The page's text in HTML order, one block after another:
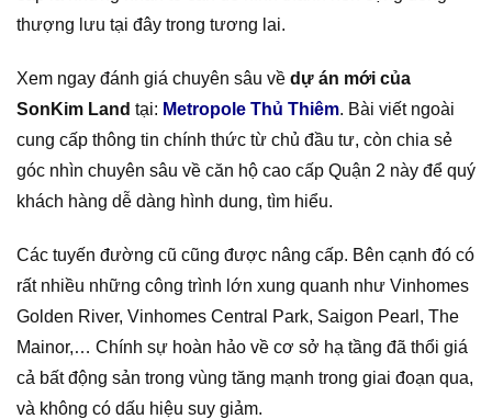
thượng lưu tại đây trong tương lai.
Xem ngay đánh giá chuyên sâu về dự án mới của
SonKim Land tại: Metropole Thủ Thiêm. Bài viết ngoài
cung cấp thông tin chính thức từ chủ đầu tư, còn chia sẻ
góc nhìn chuyên sâu về căn hộ cao cấp Quận 2 này để quý
khách hàng dễ dàng hình dung, tìm hiểu.
Các tuyến đường cũ cũng được nâng cấp. Bên cạnh đó có
rất nhiều những công trình lớn xung quanh như Vinhomes
Golden River, Vinhomes Central Park, Saigon Pearl, The
Mainor,… Chính sự hoàn hảo về cơ sở hạ tầng đã thổi giá
cả bất động sản trong vùng tăng mạnh trong giai đoạn qua,
và không có dấu hiệu suy giảm.